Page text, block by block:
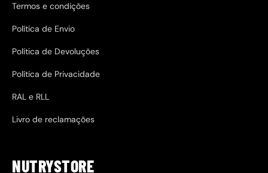
Termos e condições
Política de Envio
Política de Devoluções
Política de Privacidade
RAL e RLL
Livro de reclamações
NUTRYSTORE